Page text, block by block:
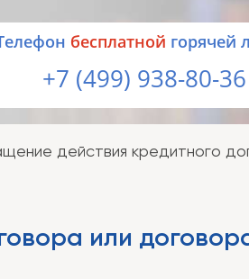
бесплатной горячей
+7 (499) 938-80-36
действия кредитного
или